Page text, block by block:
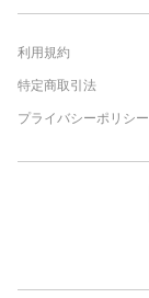
利用規約
特定商取引法
プライバシーポリシー